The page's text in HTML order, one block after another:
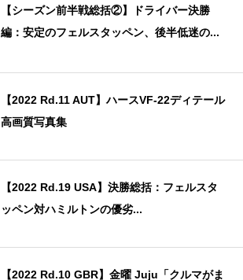
【シーズン前半戦総括②】ドライバー決勝
編：安定のフェルスタッペン、後半低迷の...
【2022 Rd.11 AUT】ハースVF-22ディテール
高画質写真集
【2022 Rd.19 USA】決勝総括：フェルスタ
ッペン対ハミルトンの優劣...
【2022 Rd.10 GBR】金曜 Juju「クルマがま